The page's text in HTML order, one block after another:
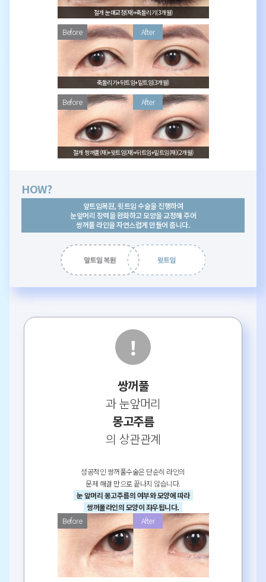
절개 눈매교정(재)+축돌리기(3개월)
축돌리기+뒤트임+밑트임(3개월)
절개 쌍꺼풀(재)+윗트임(재)+뒤트임+밑트임(재)(2개월)
HOW?
앞트임복원, 윗트임 수술을 진행하여
눈앞머리 장력을 완화하고 모양을 교정해 주어
쌍꺼풀 라인을 자연스럽게 만들어 줍니다.
쌍꺼풀
과 눈앞머리
몽고주름
의 상관관계
성공적인 쌍꺼풀수술은 단순히 라인의
문제 해결 만으로 끝나지 않습니다.
눈 앞머리 몽고주름의 여부와 모양에 따라
쌍꺼풀라인의 모양이 좌우됩니다.